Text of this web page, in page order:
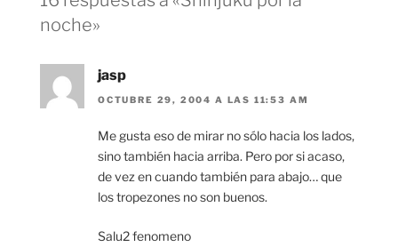
noche»
jasp
OCTUBRE 29, 2004 A LAS 11:53 AM
Me gusta eso de mirar no sólo hacia los lados,
sino también hacia arriba. Pero por si acaso,
de vez en cuando también para abajo… que
los tropezones no son buenos.
Salu2 fenomeno